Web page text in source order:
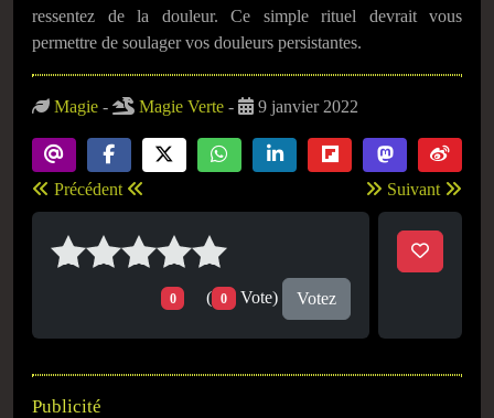
ressentez de la douleur. Ce simple rituel devrait vous
permettre de soulager vos douleurs persistantes.
Magie - Magie Verte - 9 janvier 2022
Précédent Suivant
0 ( 0 Vote) Votez
Publicité